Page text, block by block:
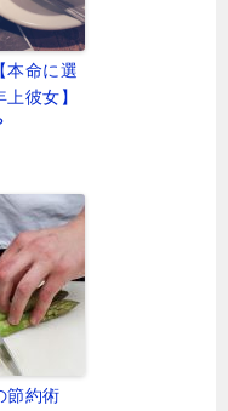
本命に選
彼女】
節約術